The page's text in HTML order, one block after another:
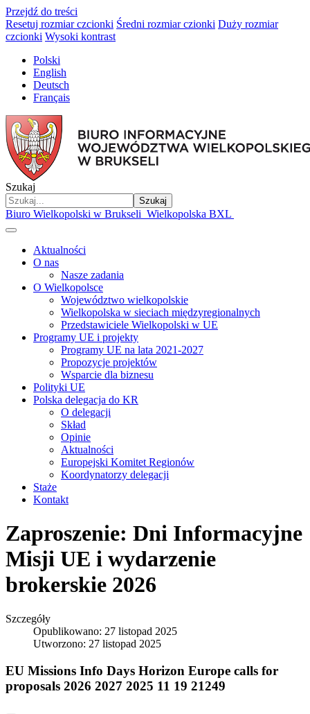
Przejdź do treści
Resetuj rozmiar czcionki Średni rozmiar czionki Duży rozmiar
czcionki Wysoki kontrast
Polski
English
Deutsch
Français
Szukaj
Szukaj
Biuro Wielkopolski w Brukseli Wielkopolska BXL
Aktualności
O nas
Nasze zadania
O Wielkopolsce
Województwo wielkopolskie
Wielkopolska w sieciach międzyregionalnych
Przedstawiciele Wielkopolski w UE
Programy UE i projekty
Programy UE na lata 2021-2027
Propozycje projektów
Wsparcie dla biznesu
Polityki UE
Polska delegacja do KR
O delegacji
Skład
Opinie
Aktualności
Europejski Komitet Regionów
Koordynatorzy delegacji
Staże
Kontakt
Zaproszenie: Dni Informacyjne
Misji UE i wydarzenie
brokerskie 2026
Szczegóły
Opublikowano: 27 listopad 2025
Utworzono: 27 listopad 2025
EU Missions Info Days Horizon Europe calls for
proposals 2026 2027 2025 11 19 21249